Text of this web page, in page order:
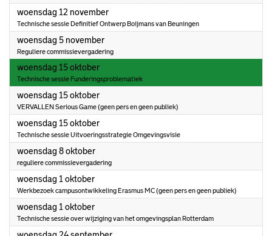
woensdag 12 november2025
Technische sessie Definitief Ontwerp Boijmans van Beuningen
woensdag 5 november2025
Reguliere commissievergadering
woensdag 15 oktober2025
Technische sessie Funderingsproblematiek
woensdag 15 oktober2025
VERVALLEN Serious Game (geen pers en geen publiek)
woensdag 15 oktober2025
Technische sessie Uitvoeringsstrategie Omgevingsvisie
woensdag 8 oktober2025
reguliere commissievergadering
woensdag 1 oktober2025
Werkbezoek campusontwikkeling Erasmus MC (geen pers en geen publiek)
woensdag 1 oktober2025
Technische sessie over wijziging van het omgevingsplan Rotterdam